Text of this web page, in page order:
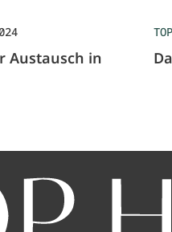
Austausch in